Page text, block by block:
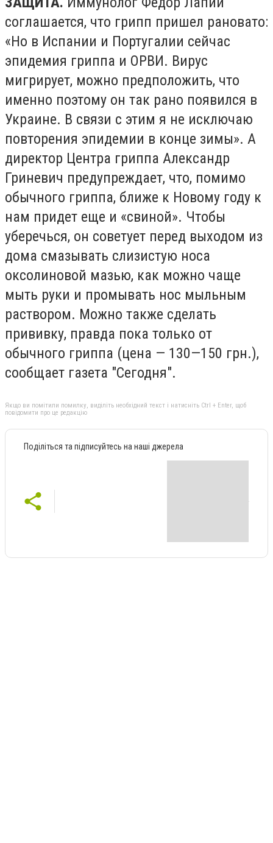
соглашается, что грипп пришел рановато:
«Но в Испании и Португалии сейчас
эпидемия гриппа и ОРВИ. Вирус
мигрирует, можно предположить, что
именно поэтому он так рано появился в
Украине. В связи с этим я не исключаю
повторения эпидемии в конце зимы». А
директор Центра гриппа Александр
Гриневич предупреждает, что, помимо
обычного гриппа, ближе к Новому году к
нам придет еще и «свиной». Чтобы
уберечься, он советует перед выходом из
дома смазывать слизистую носа
оксолиновой мазью, как можно чаще
мыть руки и промывать нос мыльным
раствором. Можно также сделать
прививку, правда пока только от
обычного гриппа (цена — 130—150 грн.),
сообщает газета "Сегодня".
Якщо ви помітили помилку, виділіть необхідний текст і натисніть Ctrl + Enter, щоб
повідомити про це редакцію
Поділіться та підписуйтесь на наші джерела